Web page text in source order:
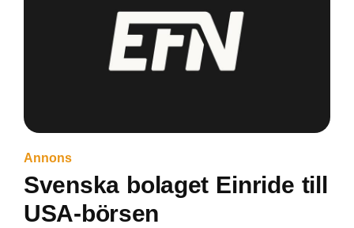
Annons
Svenska bolaget Einride till
USA-börsen